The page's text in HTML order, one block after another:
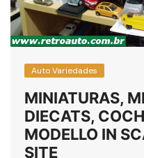
Auto Variedades
MINIATURAS,
DIECATS,
MODELLO IN
SITE